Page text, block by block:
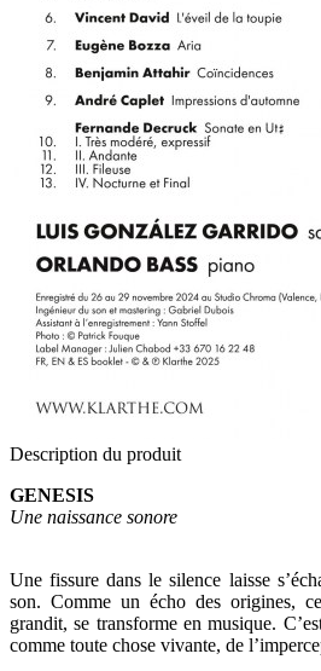
Description du produit
GENESIS
Une naissance sonore
Une fissure dans le silence laisse
son. Comme un écho des origines,
grandit, se transforme en musique.
comme toute chose vivante, de